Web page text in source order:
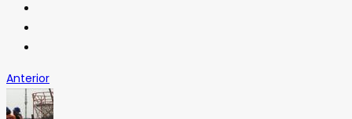
Anterior